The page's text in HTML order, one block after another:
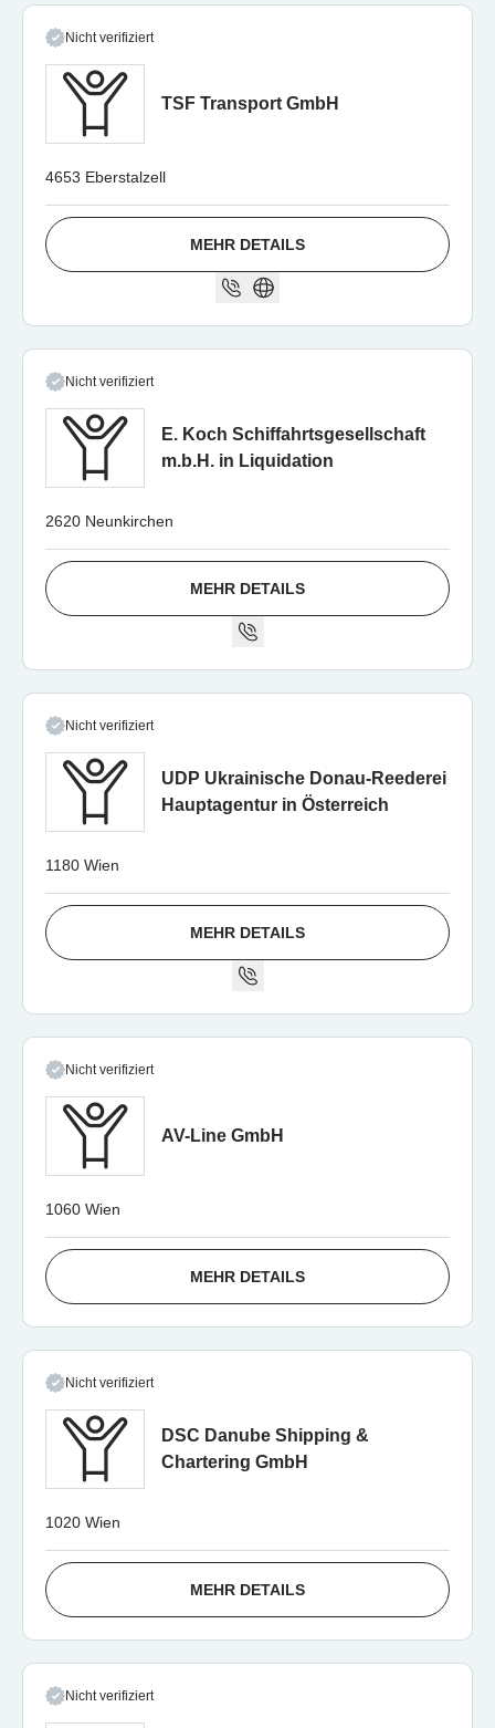
Nicht verifiziert
TSF Transport GmbH
4653 Eberstalzell
MEHR DETAILS
Nicht verifiziert
E. Koch Schiffahrtsgesellschaft
m.b.H. in Liquidation
2620 Neunkirchen
MEHR DETAILS
Nicht verifiziert
UDP Ukrainische Donau-Reederei
Hauptagentur in Österreich
1180 Wien
MEHR DETAILS
Nicht verifiziert
AV-Line GmbH
1060 Wien
MEHR DETAILS
Nicht verifiziert
DSC Danube Shipping &
Chartering GmbH
1020 Wien
MEHR DETAILS
Nicht verifiziert